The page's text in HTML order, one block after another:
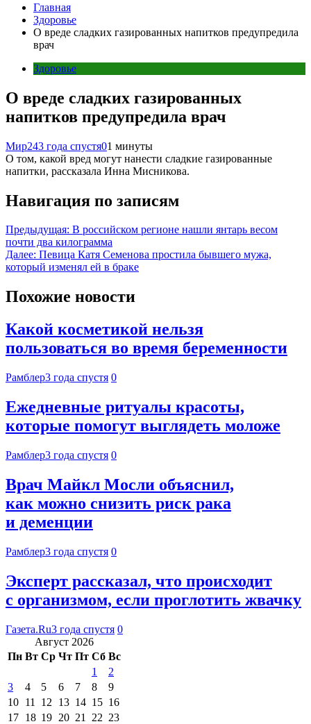
Главная
Здоровье
О вреде сладких газированных напитков предупредила
врач
Здоровье
О вреде сладких газированных
напитков предупредила врач
Мир243 года спустя01 минуты
О том, какой вред могут нанести сладкие газированные
напитки, рассказала Инна Мисникова.
Навигация по записям
Предыдущая: В российском регионе нашли янтарь весом
почти два килограмма
Далее: Певица Катя Семенова простила бывшего мужа,
который изменял ей в браке
Похожие новости
Какой косметикой нельзя
пользоваться во время беременности
Рамблер3 года спустя 0
Ежедневные ритуалы красоты,
которые помогут выглядеть моложе
Рамблер3 года спустя 0
Врач Майкл Мосли объяснил,
как можно снизить риск рака
и деменции
Рамблер3 года спустя 0
Эксперт рассказал, что происходит
с организмом, если проглотить жвачку
Газета.Ru3 года спустя 0
Август 2026
Пн Вт Ср Чт Пт Сб Вс
1
2
3
4 5 6 7 8
9
10 11 12 13 14 15 16
17 18 19 20 21 22 23